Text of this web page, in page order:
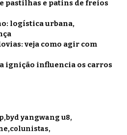
pastilhas e patins de freios
logística urbana,
veja como agir com
ignição influencia os carros
byd yangwang u8
colunistas